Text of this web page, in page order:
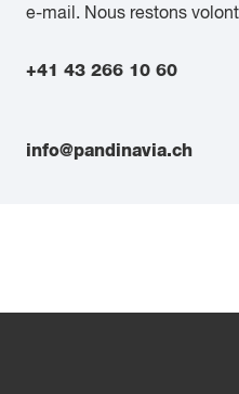
e-mail. Nous restons
+41 43 266 10 60
info@pandinavia.ch